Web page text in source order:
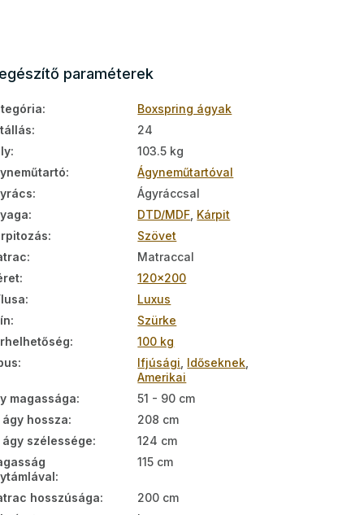
paraméterek
:
Boxspring ágyak
:
24
:
103.5 kg
:
Ágyneműtartóval
:
Ágyráccsal
: DTD/MDF Kárpit
:
Szövet
:
Matraccal
:
120x200
:
Luxus
:
Szürke
:
100 kg
: Ifjúsági Időseknek
Amerikai
magassága:
51 - 90 cm
ágy hossza:
208 cm
ágy szélessége:
124 cm
:
115 cm
hosszúsága:
200 cm